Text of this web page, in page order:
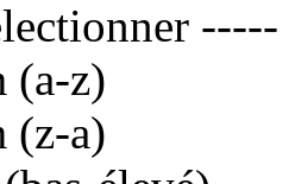
-----
(a-z)
(z-a)